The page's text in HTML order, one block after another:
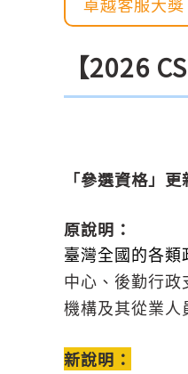
【2026
「參選資格」
原說明：
臺灣全國的各
中心、後勤行
機構及其從業人
新說明：